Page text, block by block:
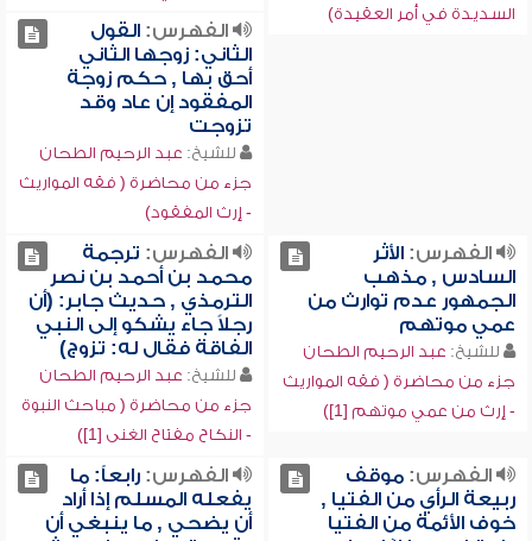
السديدة في أمر العقيدة)
الفهرس:القول
الثاني: زوجها الثاني
أحق بها , حكم زوجة
المفقود إن عاد وقد
تزوجت
للشيخ: عبد الرحيم الطحان
جزء من محاضرة ( فقه المواريث
- إرث المفقود)
الفهرس:الأثر
السادس , مذهب
الجمهور عدم توارث من
عمي موتهم
للشيخ: عبد الرحيم الطحان
جزء من محاضرة ( فقه المواريث
- إرث من عمي موتهم [1])
الفهرس: ترجمة
محمد بن أحمد بن نصر
الترمذي , حديث جابر: (أن
رجلاً جاء يشكو إلى النبي
الفاقة فقال له: تزوج)
للشيخ: عبد الرحيم الطحان
جزء من محاضرة ( مباحث النبوة
- النكاح مفتاح الغنى [1])
الفهرس:موقف
ربيعة الرأي من الفتيا ,
خوف الأئمة من الفتيا
الفهرس:رابعاً: ما
يفعله المسلم إذا أراد
أن يضحي , ما ينبغي أن